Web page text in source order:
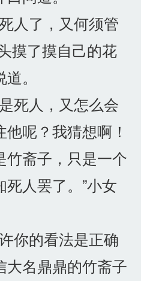
人了，又何须管
摸了摸自己的花
。
死人，又怎么会
呢？我猜想啊！
竹斋子，只是一个
人罢了。”小女
你的看法是正确
大名鼎鼎的竹斋子